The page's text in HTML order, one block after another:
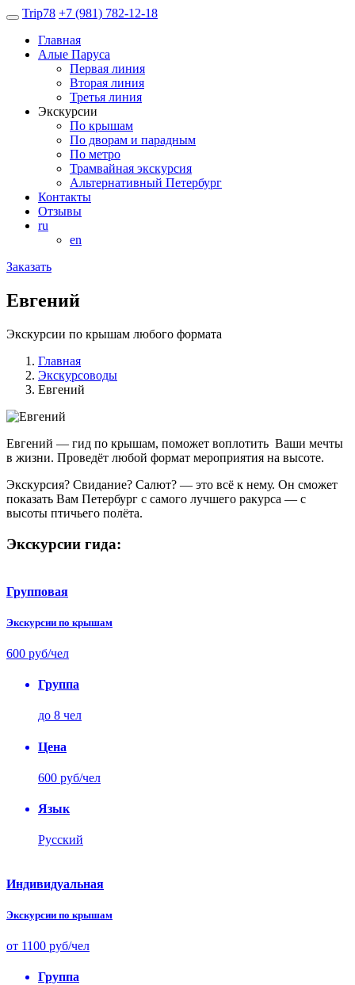
Trip78 +7 (981) 782-12-18
Главная
Алые Паруса
Первая линия
Вторая линия
Третья линия
Экскурсии
По крышам
По дворам и парадным
По метро
Трамвайная экскурсия
Альтернативный Петербург
Контакты
Отзывы
ru
en
Заказать
Евгений
Экскурсии по крышам любого формата
Главная
Экскурсоводы
Евгений
Евгений — гид по крышам, поможет воплотить Ваши мечты
в жизни. Проведёт любой формат мероприятия на высоте.
Экскурсия? Свидание? Салют? — это всё к нему. Он сможет
показать Вам Петербург с самого лучшего ракурса — с
высоты птичьего полёта.
Экскурсии гида:
Групповая
Экскурсии по крышам
600 руб/чел
Группа
до 8 чел
Цена
600 руб/чел
Язык
Русский
Индивидуальная
Экскурсии по крышам
от 1100 руб/чел
Группа